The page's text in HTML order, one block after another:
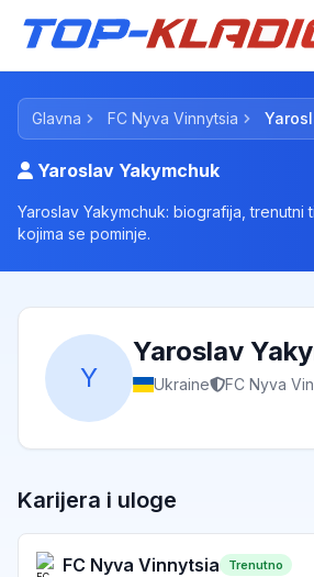
Glavna FC Nyva Vinnytsia
Yaroslav Yakymchuk
Yaroslav Yakymchuk: biografija, trenutni
kojima se pominje.
Y
Yaroslav
Ukraine FC Nyva
Karijera i uloge
FC Nyva Vinnytsia Trenutno